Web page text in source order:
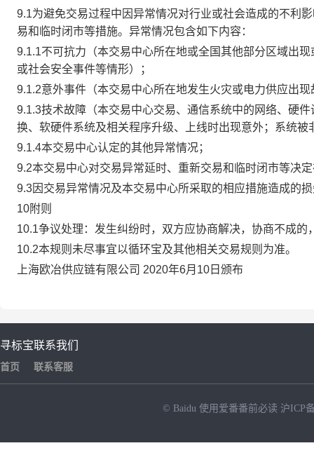
9.1为避免交易过程中因异常情况对行业或社会造成的不利
易和临时闭市等措施。异常情况包含如下内容：
9.1.1不可抗力（本交易中心所在地或全国其他部分区域出
或社会安全事件等情形）；
9.1.2意外事件（本交易中心所在地发生火灾或电力供应出
9.1.3技术故障（本交易中心交易、通信系统中的网络、硬
换、软硬件系统及相关程序升级、上线时出现意外；系统
9.1.4本交易中心认定的其他异常情况；
9.2本交易中心对交易异常延时、重新交易和临时闭市等决
9.3因交易异常情况及本交易中心所采取的相应措施造成的
10附则
10.1争议处理：发生纠纷时，双方应协商解决，协商不成
10.2本规则未尽事宜以循环宝及其他相关交易规则为准。
上海欧冶供应链有限公司 2020年6月10日颁布
寻标宝
首页
联系我们
联系客服
© Baidu 使用爱番番前必读 沪ICP